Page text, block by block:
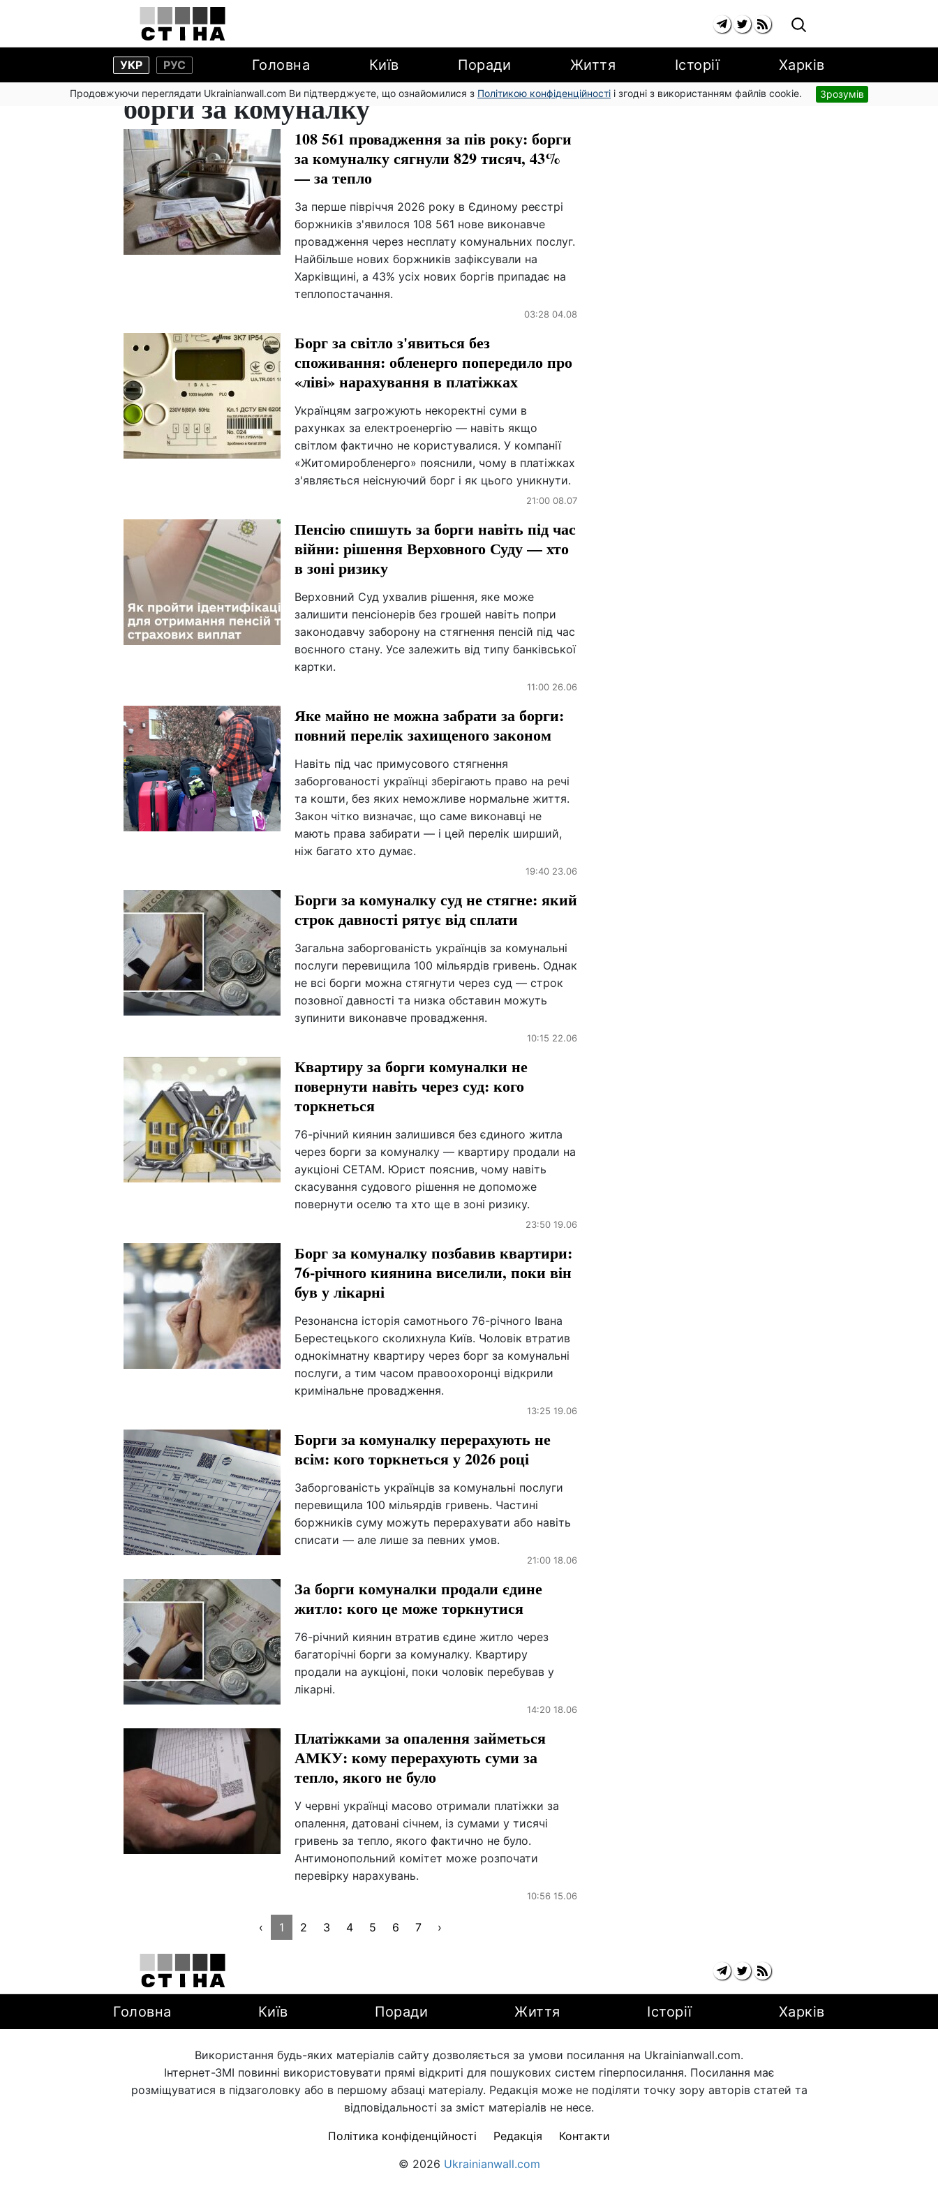
УКР РУС Головна Київ Поради Життя Історії Харків
Продовжуючи переглядати Ukrainianwall.com Ви підтверджуєте, що ознайомилися з Політикою конфіденційності і згодні з використанням файлів cookie. Зрозумів
борги за комуналку
108 561 провадження за пів року: борги
за комуналку сягнули 829 тисяч, 43%
— за тепло
За перше півріччя 2026 року в Єдиному реєстрі
боржників з'явилося 108 561 нове виконавче
провадження через несплату комунальних послуг.
Найбільше нових боржників зафіксували на
Харківщині, а 43% усіх нових боргів припадає на
теплопостачання.
03:28 04.08
Борг за світло з'явиться без
споживання: обленерго попередило про
«ліві» нарахування в платіжках
Українцям загрожують некоректні суми в
рахунках за електроенергію — навіть якщо
світлом фактично не користувалися. У компанії
«Житомиробленерго» пояснили, чому в платіжках
з'являється неіснуючий борг і як цього уникнути.
21:00 08.07
Пенсію спишуть за борги навіть під час
війни: рішення Верховного Суду — хто
в зоні ризику
Верховний Суд ухвалив рішення, яке може
залишити пенсіонерів без грошей навіть попри
законодавчу заборону на стягнення пенсій під час
воєнного стану. Усе залежить від типу банківської
картки.
11:00 26.06
Яке майно не можна забрати за борги:
повний перелік захищеного законом
Навіть під час примусового стягнення
заборгованості українці зберігають право на речі
та кошти, без яких неможливе нормальне життя.
Закон чітко визначає, що саме виконавці не
мають права забирати — і цей перелік ширший,
ніж багато хто думає.
19:40 23.06
Борги за комуналку суд не стягне: який
строк давності рятує від сплати
Загальна заборгованість українців за комунальні
послуги перевищила 100 мільярдів гривень. Однак
не всі борги можна стягнути через суд — строк
позовної давності та низка обставин можуть
зупинити виконавче провадження.
10:15 22.06
Квартиру за борги комуналки не
повернути навіть через суд: кого
торкнеться
76-річний киянин залишився без єдиного житла
через борги за комуналку — квартиру продали на
аукціоні СЕТАМ. Юрист пояснив, чому навіть
скасування судового рішення не допоможе
повернути оселю та хто ще в зоні ризику.
23:50 19.06
Борг за комуналку позбавив квартири:
76-річного киянина виселили, поки він
був у лікарні
Резонансна історія самотнього 76-річного Івана
Берестецького сколихнула Київ. Чоловік втратив
однокімнатну квартиру через борг за комунальні
послуги, а тим часом правоохоронці відкрили
кримінальне провадження.
13:25 19.06
Борги за комуналку перерахують не
всім: кого торкнеться у 2026 році
Заборгованість українців за комунальні послуги
перевищила 100 мільярдів гривень. Частині
боржників суму можуть перерахувати або навіть
списати — але лише за певних умов.
21:00 18.06
За борги комуналки продали єдине
житло: кого це може торкнутися
76-річний киянин втратив єдине житло через
багаторічні борги за комуналку. Квартиру
продали на аукціоні, поки чоловік перебував у
лікарні.
14:20 18.06
Платіжками за опалення займеться
АМКУ: кому перерахують суми за
тепло, якого не було
У червні українці масово отримали платіжки за
опалення, датовані січнем, із сумами у тисячі
гривень за тепло, якого фактично не було.
Антимонопольний комітет може розпочати
перевірку нарахувань.
10:56 15.06
‹ 1 2 3 4 5 6 7 ›
Головна Київ Поради Життя Історії Харків
Використання будь-яких матеріалів сайту дозволяється за умови посилання на Ukrainianwall.com.
Інтернет-ЗМІ повинні використовувати прямі відкриті для пошукових систем гіперпосилання. Посилання має
розміщуватися в підзаголовку або в першому абзаці матеріалу. Редакція може не поділяти точку зору авторів статей та
відповідальності за зміст матеріалів не несе.
Політика конфіденційності Редакція
Контакти
© 2026 Ukrainianwall.com